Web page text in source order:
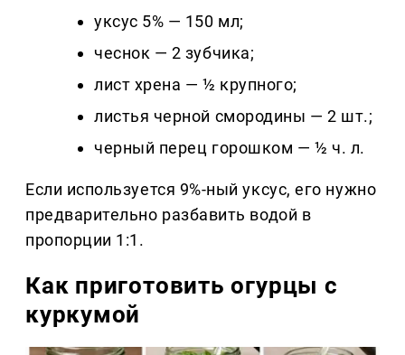
уксус 5% — 150 мл;
чеснок — 2 зубчика;
лист хрена — ½ крупного;
листья черной смородины — 2 шт.;
черный перец горошком — ½ ч. л.
Если используется 9%-ный уксус, его нужно
предварительно разбавить водой в
пропорции 1:1.
Как приготовить огурцы с
куркумой